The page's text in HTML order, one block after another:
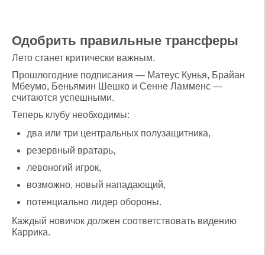
Одобрить правильные трансферы
Лето станет критически важным.
Прошлогодние подписания — Матеус Кунья, Брайан
Мбеумо, Беньямин Шешко и Сенне Ламменс —
считаются успешными.
Теперь клубу необходимы:
два или три центральных полузащитника,
резервный вратарь,
левоногий игрок,
возможно, новый нападающий,
потенциально лидер обороны.
Каждый новичок должен соответствовать видению
Каррика.